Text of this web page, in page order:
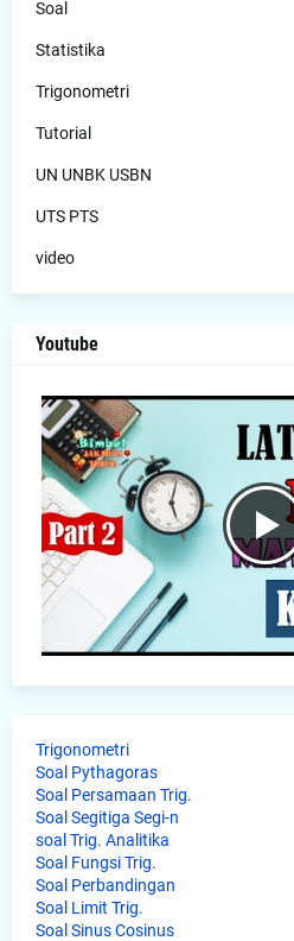
Soal
Statistika
Trigonometri
Tutorial
UN UNBK USBN
UTS PTS
video
Youtube
Trigonometri
Soal Pythagoras
Soal Persamaan Trig.
Soal Segitiga Segi-n
soal Trig. Analitika
Soal Fungsi Trig.
Soal Perbandingan
Soal Limit Trig.
Soal Sinus Cosinus